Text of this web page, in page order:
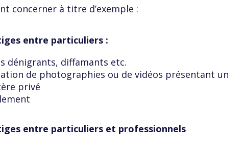
concerner à titre d’exemple :
entre particuliers :
dénigrants, diffamants etc.
de photographies ou de vidéos présentant un
privé
entre particuliers et professionnels